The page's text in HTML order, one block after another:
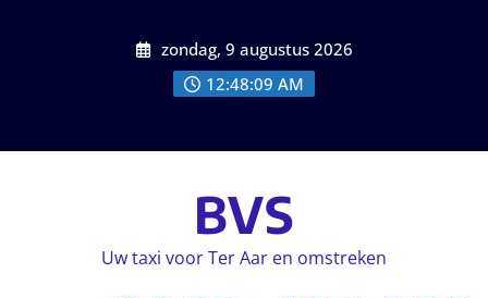
zondag, 9 augustus 2026
12:48:10 AM
BVS
Uw taxi voor Ter Aar en omstreken